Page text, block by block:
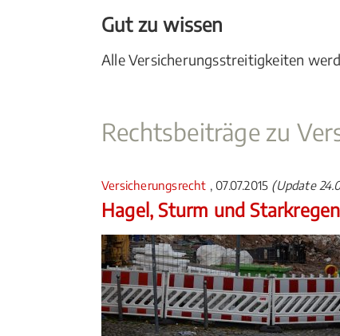
Gut zu wissen
Alle Versicherungsstreitigkeiten
Rechtsbeiträge zu
Versicherungsrecht , 07.07.2015 (Update
Hagel, Sturm und